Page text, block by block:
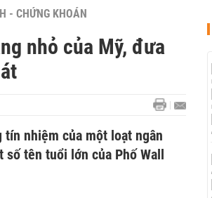
- CHỨNG KHOÁN
nhỏ của Mỹ, đưa
tín nhiệm của một loạt ngân
số tên tuổi lớn của Phố Wall